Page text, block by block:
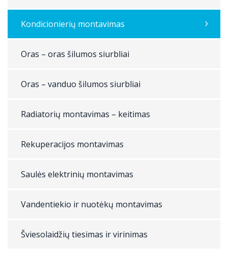
Kondicionierių montavimas
Oras – oras šilumos siurbliai
Oras – vanduo šilumos siurbliai
Radiatorių montavimas – keitimas
Rekuperacijos montavimas
Saulės elektrinių montavimas
Vandentiekio ir nuotėkų montavimas
Šviesolaidžių tiesimas ir virinimas